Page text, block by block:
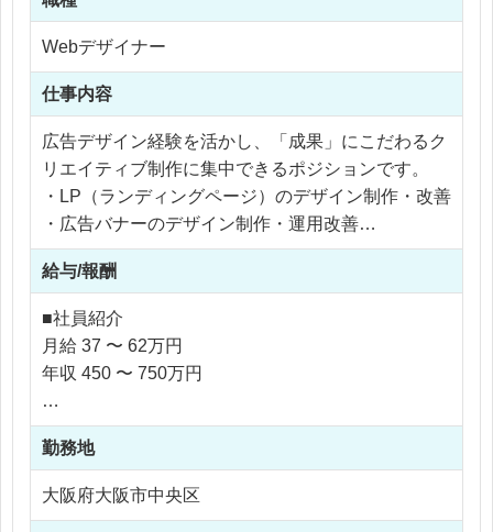
Webデザイナー
仕事内容
広告デザイン経験を活かし、「成果」にこだわるク
リエイティブ制作に集中できるポジションです。
・LP（ランディングページ）のデザイン制作・改善
・広告バナーのデザイン制作・運用改善
・ユーザー心理に基づいたUI設計
・効果データをもとにしたクリエイティブ改善
・マーケターと連携したCV向上施策の実行
※コーディング業務はありません
給与/報酬
■社員紹介
月給 37 〜 62万円
年収 450 〜 750万円
※応相談
※ご経験により優遇
※交通費支給
※みなし残業20時間（平均0～10時間程度）
勤務地
大阪府大阪市中央区